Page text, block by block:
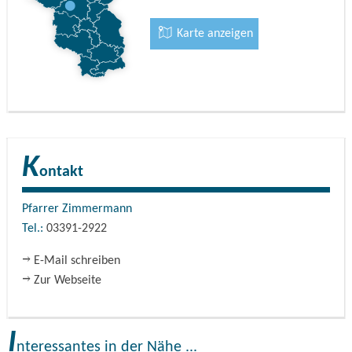
Glocken ersetzt. 1917 wurden 2 von den Glocken zu
Kriegszwecken beschlagnahmt. 1926 wurde ein neues
Geläut mit 3 Glocken installiert. Davon sind die zwei
großen Glocken ebenfalls zu Kriegszwecken beschlagnahmt
Gebet. Zur Grundausstattung der Kirche gehörte eine Orgel
diese Orgel durch eine neue der Firma Schucke, Potsdam
ersetzt, da eine Sanierung der alten Orgel nicht
finanzierbar war.Von der alten Kircheninnenausstattung
sind erhalten: Kreuzwegbilder und Taufstein. Erneuert
Figurengruppe (Jesus und der Lieblingsjünger Johannes –
Sigmaringen). Zum 150. Geburtstag der Gemeinde – (1849
den „Wichmann-Saal“.
Karte anzeigen
Kontakt
Pfarrer Zimmermann
Tel.: 03391-2922
E-Mail schreiben
Zur Webseite
Interessantes in der Nähe ...